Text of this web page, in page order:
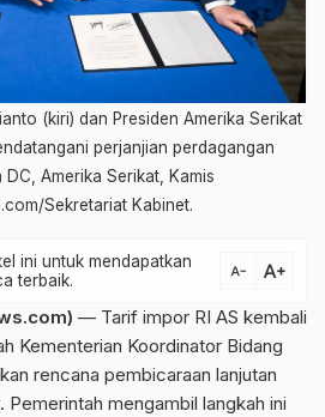
(kiri) dan Presiden Amerika Serikat
perjanjian perdagangan
Amerika Serikat, Kamis
Sekretariat Kabinet.
ini untuk mendapatkan
terbaik.
text_decrease text_increase
— Tarif impor RI AS kembali
Kementerian Koordinator Bidang
rencana pembicaraan lanjutan
Pemerintah mengambil langkah ini